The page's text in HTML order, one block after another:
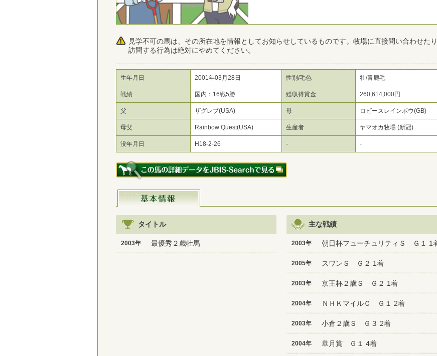
見学不可の馬は、その所在地を情報としてお知らせしているものです。牧場に直接問い合わせたり
訪問する行為は絶対にやめてください。
生年月日 2001年03月28日 性別/毛色 牡/青鹿毛
戦績 国内：16戦5勝 総収得賞金 260,614,000円
父 ザグレブ(USA) 母 ロビースレインボウ(GB)
母父 Rainbow Quest(USA) 生産者 ヤマオカ牧場 (新冠)
没年月日 H18-2-26 - -
タイトル
2003年 最優秀２歳牡馬
主な戦績
2003年 朝日杯フューチュリティＳ Ｇ１ 1
2005年 スワンＳ Ｇ２ 1着
2003年 京王杯２歳Ｓ Ｇ２ 1着
2004年 ＮＨＫマイルＣ Ｇ１ 2着
2003年 小倉２歳Ｓ Ｇ３ 2着
2004年 皐月賞 Ｇ１ 4着